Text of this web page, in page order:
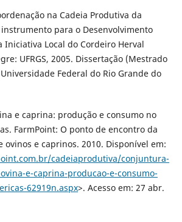
na Cadeia Produtiva da
para o Desenvolvimento
Iniciativa Local do Cordeiro Herval
UFRGS, 2005. Dissertação (Mestrado
Federal do Rio Grande do
e caprina: produção e consumo no
FarmPoint: O ponto de encontro da
ovinos e caprinos. 2010. Disponível em:
cadeiaprodutiva/conjuntura-
e-caprina-producao-e-consumo-
62919n.aspx>. Acesso em: 27 abr.